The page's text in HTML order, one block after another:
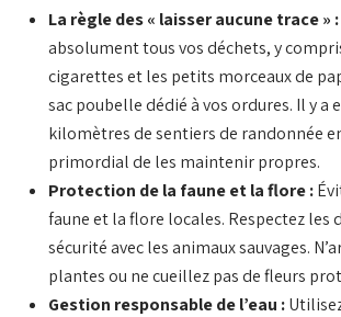
La règle des « laisser aucune trace » :
absolument tous vos déchets, y
cigarettes et les petits morceaux de
sac poubelle dédié à vos ordures. Il y a
kilomètres de sentiers de randonnée
primordial de les maintenir propres.
Protection de la faune et la flore :
faune et la flore locales. Respectez les
sécurité avec les animaux sauvages.
plantes ou ne cueillez pas de fleurs
Gestion responsable de l’eau :